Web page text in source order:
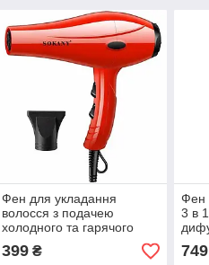
Фен для укладання
волосся з подачею
холодного та гарячого
SOKANY SК-174 Червоний
399₴
Фен
3 в
749